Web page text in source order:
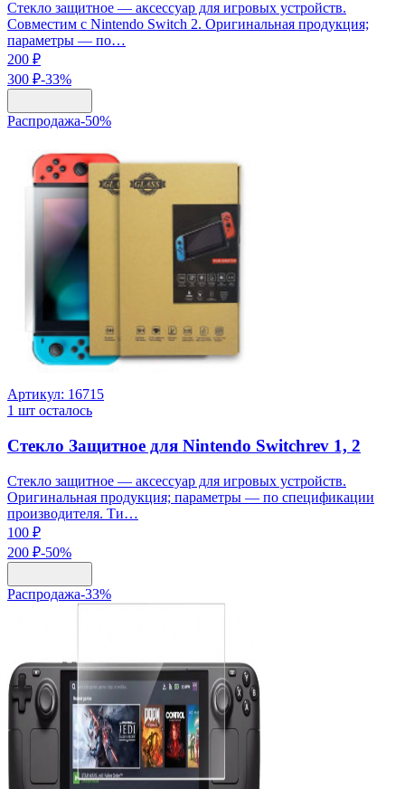
Стекло защитное — аксессуар для игровых устройств.
Совместим с Nintendo Switch 2. Оригинальная продукция;
параметры — по…
200 ₽
300 ₽-33%
Распродажа-50%
Артикул: 16715
1 шт осталось
Стекло Защитное для Nintendo Switchrev 1, 2
Стекло защитное — аксессуар для игровых устройств.
Оригинальная продукция; параметры — по спецификации
производителя. Ти…
100 ₽
200 ₽-50%
Распродажа-33%